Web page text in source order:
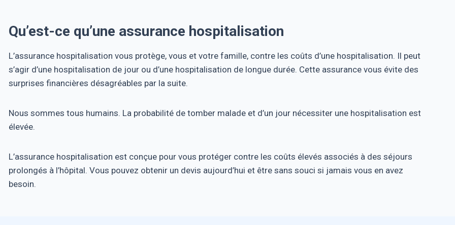
Qu’est-ce qu’une assurance hospitalisation
L’assurance hospitalisation vous protège, vous et votre famille, contre les coûts d’une hospitalisation. Il peut
s’agir d’une hospitalisation de jour ou d’une hospitalisation de longue durée. Cette assurance vous évite des
surprises financières désagréables par la suite.
Nous sommes tous humains. La probabilité de tomber malade et d’un jour nécessiter une hospitalisation est
élevée.
L’assurance hospitalisation est conçue pour vous protéger contre les coûts élevés associés à des séjours
prolongés à l’hôpital. Vous pouvez obtenir un devis aujourd’hui et être sans souci si jamais vous en avez
besoin.